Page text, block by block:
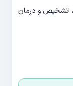
تشخیص و درمان